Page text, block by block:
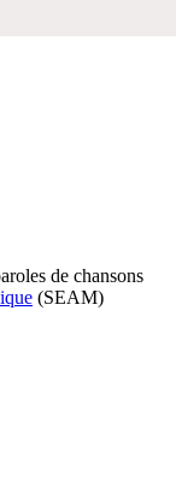
de chansons
(SEAM)